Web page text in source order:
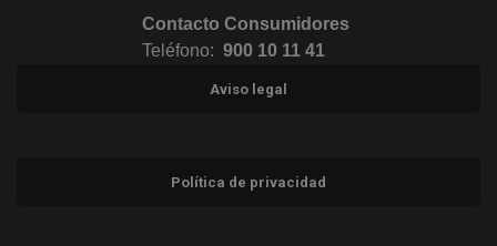
Contacto Consumidores
Teléfono: 900 10 11 41
Aviso legal
Política de privacidad